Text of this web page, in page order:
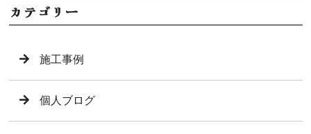
カテゴリー
施工事例
個人ブログ